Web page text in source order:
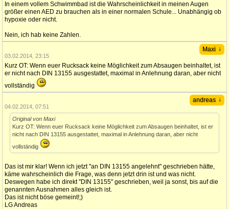
In einem vollem Schwimmbad ist die Wahrscheinlichkeit in meinen Augen
größer einen AED zu brauchen als in einer normalen Schule... Unabhängig ob
hypoxie oder nicht.
Nein, ich hab keine Zahlen.
Maxi ↓
03.02.2014, 23:15
Kurz OT: Wenn euer Rucksack keine Möglichkeit zum Absaugen beinhaltet, ist
er nicht nach DIN 13155 ausgestattet, maximal in Anlehnung daran, aber nicht
vollständig
andreas ↓
04.02.2014, 07:51
Original von Maxi
Kurz OT: Wenn euer Rucksack keine Möglichkeit zum Absaugen beinhaltet, ist er
nicht nach DIN 13155 ausgestattet, maximal in Anlehnung daran, aber nicht
vollständig
Das ist mir klar! Wenn ich jetzt "an DIN 13155 angelehnt" geschrieben hätte,
käme wahrscheinlich die Frage, was denn jetzt drin ist und was nicht.
Deswegen habe ich direkt "DIN 13155" geschrieben, weil ja sonst, bis auf die
genannten Ausnahmen alles gleich ist.
Das ist nicht böse gemeint!;)
LG Andreas